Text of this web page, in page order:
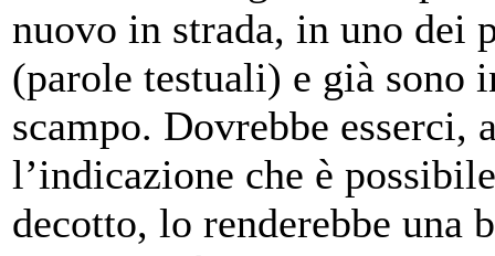
nuovo in strada, in uno dei
(parole testuali) e già sono
scampo. Dovrebbe esserci,
l’indicazione che è
decotto, lo renderebbe una